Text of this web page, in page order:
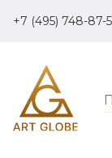
+7 (495) 748-87-